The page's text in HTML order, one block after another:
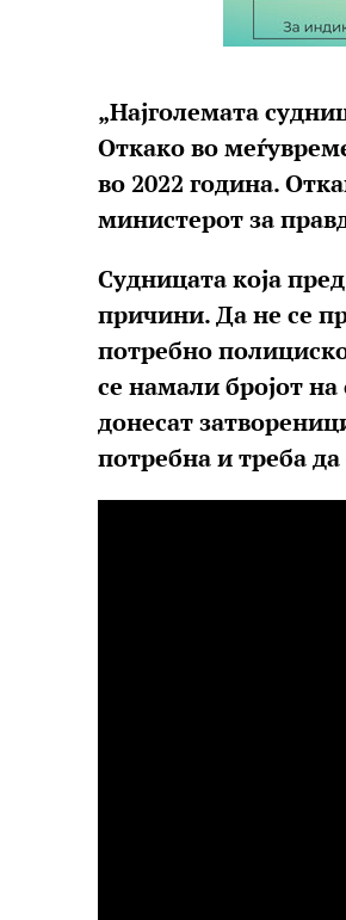
„Најголемата
Откако во
во 2022 година.
министерот за
Судницата која
причини. Да не се
потребно
се намали бројот
донесат
потребна и треба